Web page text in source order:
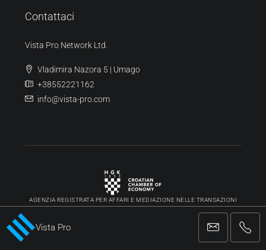
Vista Pro
Contattaci
Vista Pro Network Ltd.
Vladimira Nazora 5 | Umago
+38552221162
info@vista-pro.com
AGENZIA REGISTRATA PER AFFARI E MEDIAZIONE NELLE TRANSAZIONI